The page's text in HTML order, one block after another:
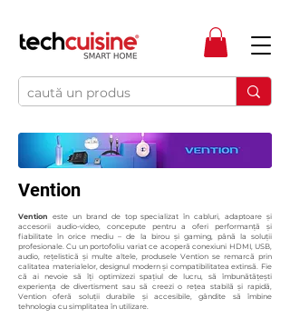
Vention
Vention este un brand de top specializat în cabluri, adaptoare și
accesorii audio-video, concepute pentru a oferi performanță și
fiabilitate în orice mediu – de la birou și gaming, până la soluții
profesionale. Cu un portofoliu variat ce acoperă conexiuni HDMI, USB,
audio, rețelistică și multe altele, produsele Vention se remarcă prin
calitatea materialelor, designul modern și compatibilitatea extinsă. Fie
că ai nevoie să îți optimizezi spațiul de lucru, să îmbunătățești
experiența de divertisment sau să creezi o rețea stabilă și rapidă,
Vention oferă soluții durabile și accesibile, gândite să îmbine
tehnologia cu simplitatea în utilizare.